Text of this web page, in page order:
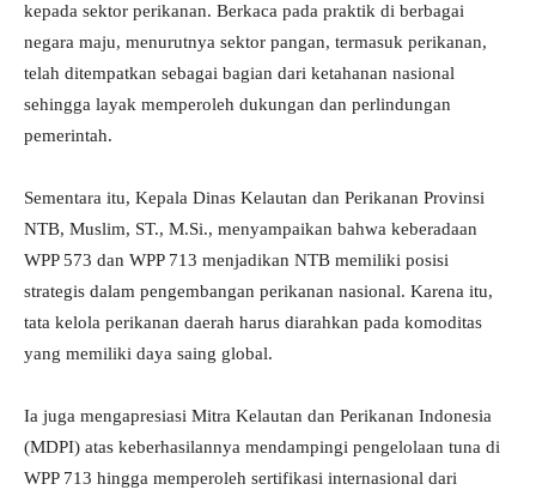
kepada sektor perikanan. Berkaca pada praktik di berbagai
negara maju, menurutnya sektor pangan, termasuk perikanan,
telah ditempatkan sebagai bagian dari ketahanan nasional
sehingga layak memperoleh dukungan dan perlindungan
pemerintah.
Sementara itu, Kepala Dinas Kelautan dan Perikanan Provinsi
NTB, Muslim, ST., M.Si., menyampaikan bahwa keberadaan
WPP 573 dan WPP 713 menjadikan NTB memiliki posisi
strategis dalam pengembangan perikanan nasional. Karena itu,
tata kelola perikanan daerah harus diarahkan pada komoditas
yang memiliki daya saing global.
Ia juga mengapresiasi Mitra Kelautan dan Perikanan Indonesia
(MDPI) atas keberhasilannya mendampingi pengelolaan tuna di
WPP 713 hingga memperoleh sertifikasi internasional dari